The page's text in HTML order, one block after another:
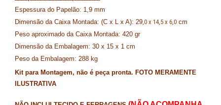
Espessura do Papelão: 1,9 mm
Dimensão da Caixa Montada: (C x L x A): 29 ,0 x 14,5 x 6,0 cm
Peso aproximado da Caixa Montada: 420 gr
Dimensão da Embalagem: 30 x 15 x 1 cm
Peso da Embalagem: 288 kg
Kit para Montagem, não é peça pronta. FOTO MERAMENTE
ILUSTRATIVA